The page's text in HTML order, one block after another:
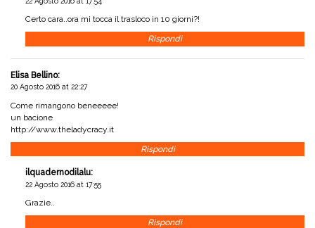
Certo cara..ora mi tocca il trasloco in 10 giorni?!
Rispondi
Elisa Bellino:
20 Agosto 2016 at 22:27
Come rimangono beneeeee!
un bacione
http://www.theladycracy.it
Rispondi
ilquadernodilalu:
22 Agosto 2016 at 17:55
Grazie..
Rispondi